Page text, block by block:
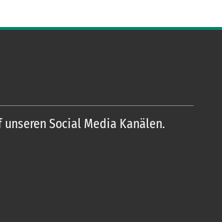
unseren Social Media Kanälen.